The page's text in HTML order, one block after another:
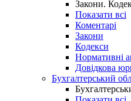
Закони.
Показати всі
Коментарі
Закони
Кодекси
Нормативні
Довідкова
Бухгалтерський